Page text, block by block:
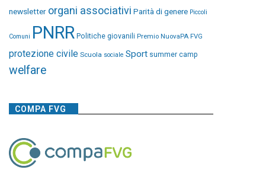
newsletter organi associativi Parità di genere Piccoli
Comuni PNRR Politiche giovanili Premio NuovaPA FVG
protezione civile Scuola sociale Sport summer camp
welfare
COMPA FVG